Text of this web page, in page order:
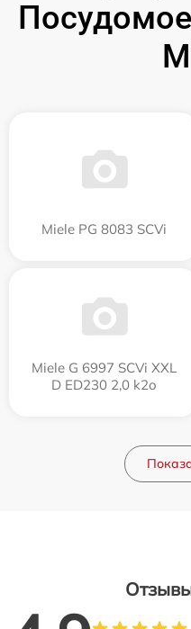
Miele PG 8083 SCVi
Miele G 6997 SCVi XXL
D ED230 2,0 k2o